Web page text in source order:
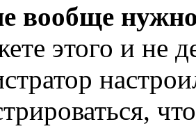
вообще
этого и не